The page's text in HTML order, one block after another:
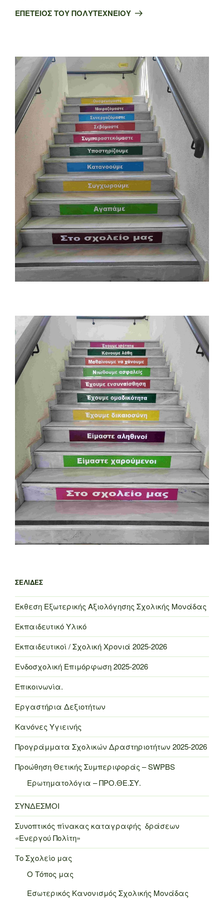
άρθρο
ΕΠΕΤΕΙΟΣ ΤΟΥ ΠΟΛΥΤΕΧΝΕΙΟΥ
ΣΕΛΊΔΕΣ
Έκθεση Εξωτερικής Αξιολόγησης Σχολικής Μονάδας
Εκπαιδευτικό Υλικό
Εκπαιδευτικοί / Σχολική Χρονιά 2025-2026
Ενδοσχολική Επιμόρφωση 2025-2026
Επικοινωνία.
Εργαστήρια Δεξιοτήτων
Κανόνες Υγιεινής
Προγράμματα Σχολικών Δραστηριοτήτων 2025-2026
Προώθηση Θετικής Συμπεριφοράς – SWPBS
Ερωτηματολόγια – ΠΡΟ.ΘΕ.ΣΥ.
ΣΥΝΔΕΣΜΟΙ
Συνοπτικός πίνακας καταγραφής δράσεων
«Ενεργού Πολίτη»
Το Σχολείο μας
Ο Τόπος μας
Εσωτερικός Κανονισμός Σχολικής Μονάδας